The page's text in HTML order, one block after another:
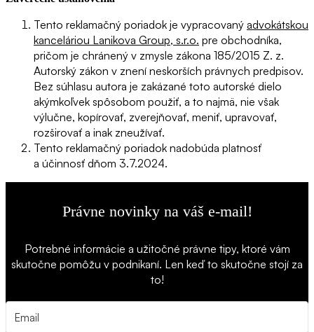
Tento reklamačný poriadok je vypracovaný advokátskou
kanceláriou Lanikova Group, s.r.o. pre obchodníka,
pričom je chránený v zmysle zákona 185/2015 Z. z.
Autorský zákon v znení neskorších právnych predpisov.
Bez súhlasu autora je zakázané toto autorské dielo
akýmkoľvek spôsobom použiť, a to najmä, nie však
výlučne, kopírovať, zverejňovať, meniť, upravovať,
rozširovať a inak zneužívať.
Tento reklamačný poriadok nadobúda platnosť
a účinnosť dňom 3.7.2024.
Právne novinky na váš e-mail!
Potrebné informácie a užitočné právne tipy, ktoré vám
skutočne pomôžu v podnikaní. Len keď to skutočne stojí za
to!